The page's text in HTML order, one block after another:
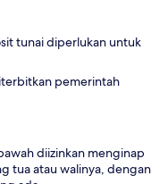
tunai diperlukan untuk
pemerintah
diizinkan menginap
tua atau walinya, dengan